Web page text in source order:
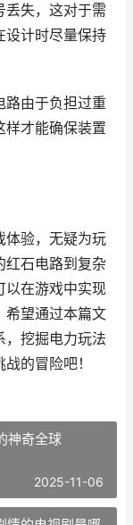
丢失，这对于需
设计时尽量保持
路由于负担过重
样才能确保装置
体验，无疑为玩
红石电路到复杂
以在游戏中实现
希望通过本篇文
，挖掘电力玩法
的冒险吧！
神奇全球
2025-11-06